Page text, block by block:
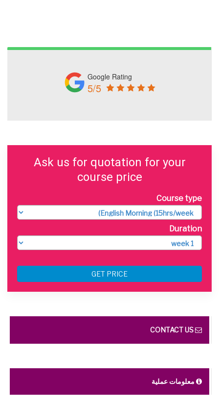
Google Rating
5/5
Ask us for quotation for your
course price
Course type
Duration
GET PRICE
معلومات عملية